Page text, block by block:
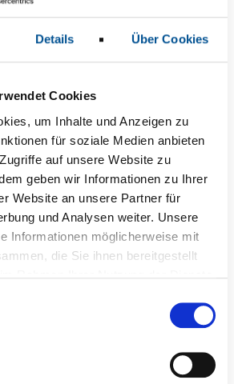
Details Über Cookies
Cookies
um Inhalte und Anzeigen zu
für soziale Medien anbieten
auf unsere Website zu
geben wir Informationen zu Ihrer
Website an unsere Partner für
und Analysen weiter. Unsere
Informationen möglicherweise mit
die Sie ihnen bereitgestellt